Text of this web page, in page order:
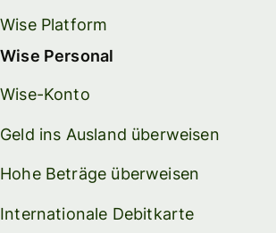
Wise Platform
Wise Personal
Wise-Konto
Geld ins Ausland überweisen
Hohe Beträge überweisen
Internationale Debitkarte